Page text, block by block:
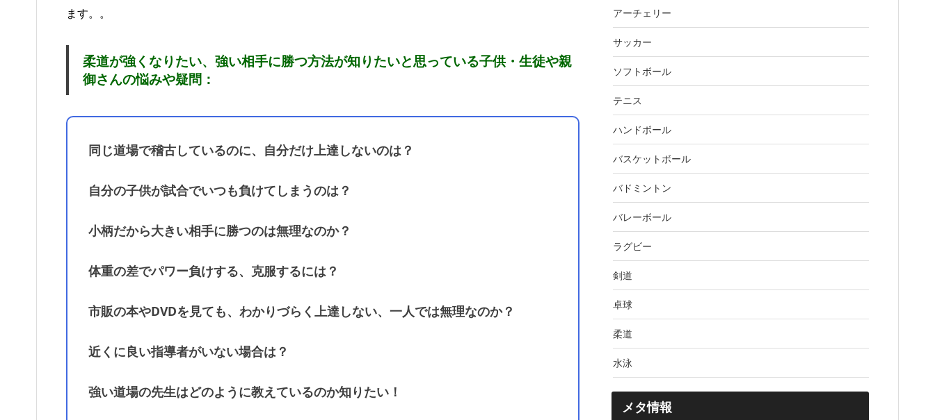
ます。。
柔道が強くなりたい、強い相手に勝つ方法が知りたいと思っている子供・生徒や親
御さんの悩みや疑問：
同じ道場で稽古しているのに、自分だけ上達しないのは？
自分の子供が試合でいつも負けてしまうのは？
小柄だから大きい相手に勝つのは無理なのか？
体重の差でパワー負けする、克服するには？
市販の本やDVDを見ても、わかりづらく上達しない、一人では無理なのか？
近くに良い指導者がいない場合は？
強い道場の先生はどのように教えているのか知りたい！
アーチェリー
サッカー
ソフトボール
テニス
ハンドボール
バスケットボール
バドミントン
バレーボール
ラグビー
剣道
卓球
柔道
水泳
メタ情報